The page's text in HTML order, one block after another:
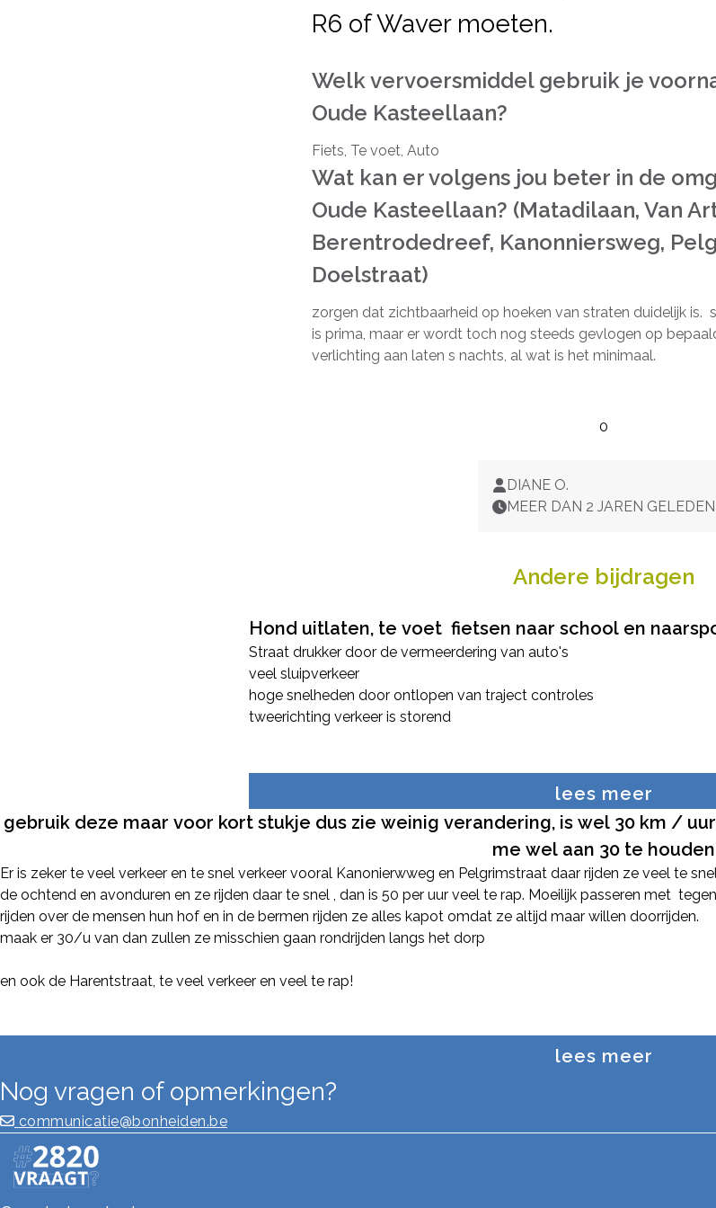
R6 of Waver moeten.
Welk vervoersmiddel gebruik je
Oude Kasteellaan?
Fiets, Te voet, Auto
Wat kan er volgens jou beter in de
Oude Kasteellaan? (Matadilaan, Van
Berentrodedreef, Kanonniersweg,
Doelstraat)
zorgen dat zichtbaarheid op hoeken van straten duidelijk is.
is prima, maar er wordt toch nog steeds gevlogen op
verlichting aan laten s nachts, al wat is het minimaal.
0
DIANE O.
MEER DAN 2 JAREN GELEDEN
Andere bijdragen
Hond uitlaten, te voet fietsen naar school en
Straat drukker door de vermeerdering van auto's
veel sluipverkeer
hoge snelheden door ontlopen van traject controles
tweerichting verkeer is storend
lees meer
gebruik deze maar voor kort stukje dus zie weinig verandering, is wel 30 km /
me wel aan 30 te houden
Er is zeker te veel verkeer en te snel verkeer vooral Kanonierwweg en Pelgrimstraat daar rijden ze veel te
de ochtend en avonduren en ze rijden daar te snel , dan is 50 per uur veel te rap. Moeilijk passeren met
rijden over de mensen hun hof en in de bermen rijden ze alles kapot omdat ze altijd maar willen doorrijden.
maak er 30/u van dan zullen ze misschien gaan rondrijden langs het dorp
en ook de Harentstraat, te veel verkeer en veel te rap!
lees meer
Nog vragen of opmerkingen?
communicatie@bonheiden.be